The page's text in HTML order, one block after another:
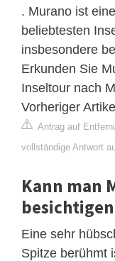
. Murano ist
beliebtesten
insbesondere
Erkunden Sie
Inseltour nach
Vorheriger
Antrag auf
vollständige Antwort
Kann man
Eine sehr
Spitze berühmt